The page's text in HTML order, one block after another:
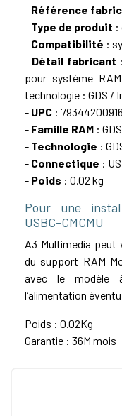
- Référence
- Type de produit :
- Compatibilité :
- Détail fabricant
pour système
technologie : GDS /
- UPC :
- Famille RAM :
- Technologie :
- Connectique :
- Poids : 0.02 kg
Pour une
USBC-CMCMU
A3 Multimedia
du support RAM
avec le modèle
l’alimentation
Poids : 0.02Kg
Garantie : 36M mois